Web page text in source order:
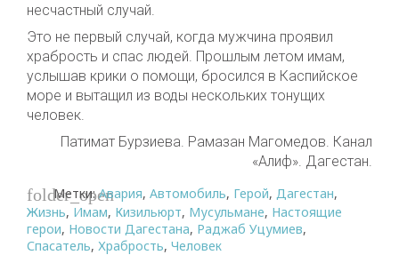
несчастный случай.
Это не первый случай, когда мужчина проявил
храбрость и спас людей. Прошлым летом имам,
услышав крики о помощи, бросился в Каспийское
море и вытащил из воды нескольких тонущих
человек.
Патимат Бурзиева. Рамазан Магомедов. Канал
«Алиф». Дагестан.
folder_open
Метки:Авария, Автомобиль, Герой, Дагестан,
Жизнь, Имам, Кизильюрт, Мусульмане, Настоящие
герои, Новости Дагестана, Раджаб Уцумиев,
Спасатель, Храбрость, Человек